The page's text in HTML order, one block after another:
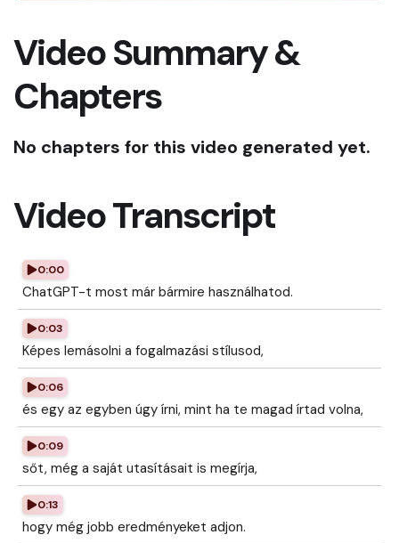
Video Summary &
Chapters
No chapters for this video generated yet.
Video Transcript
0:00
ChatGPT-t most már bármire használhatod.
0:03
Képes lemásolni a fogalmazási stílusod,
0:06
és egy az egyben úgy írni, mint ha te magad írtad volna,
0:09
sőt, még a saját utasításait is megírja,
0:13
hogy még jobb eredményeket adjon.